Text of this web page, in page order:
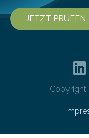
JETZT PRÜFEN